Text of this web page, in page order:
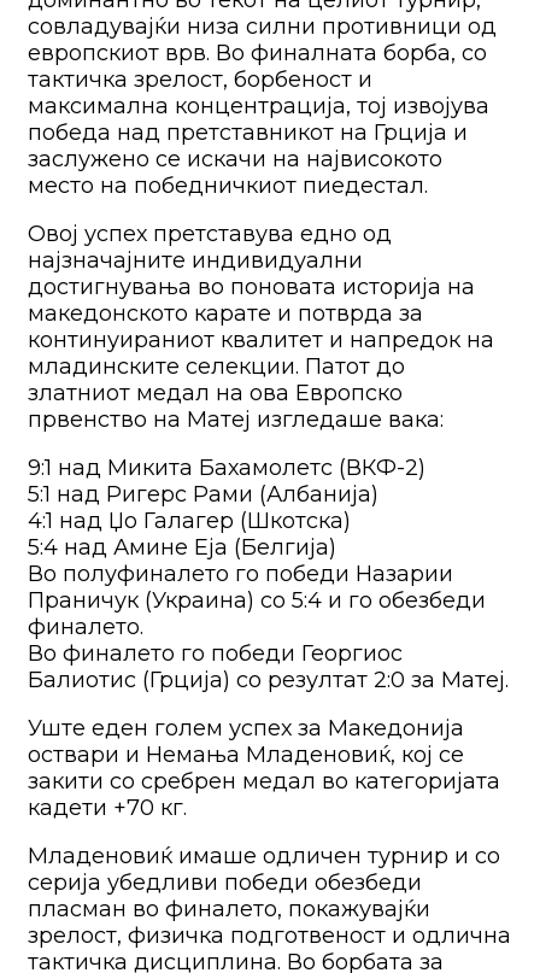
совладувајќи низа силни противници од
европскиот врв. Во финалната борба, со
тактичка зрелост, борбеност и
максимална концентрација, тој извојува
победа над претставникот на Грција и
заслужено се искачи на највисокото
место на победничкиот пиедестал.
Овој успех претставува едно од
најзначајните индивидуални
достигнувања во поновата историја на
македонското карате и потврда за
континуираниот квалитет и напредок на
младинските селекции. Патот до
златниот медал на ова Европско
првенство на Матеј изгледаше вака:
9:1 над Микита Бахамолетс (ВКФ-2)
5:1 над Ригерс Рами (Албанија)
4:1 над Џо Галагер (Шкотска)
5:4 над Амине Еја (Белгија)
Во полуфиналето го победи Назарии
Праничук (Украина) со 5:4 и го обезбеди
финалето.
Во финалето го победи Георгиос
Балиотис (Грција) со резултат 2:0 за Матеј.
Уште еден голем успех за Македонија
оствари и Немања Младеновиќ, кој се
закити со сребрен медал во категоријата
кадети +70 кг.
Младеновиќ имаше одличен турнир и со
серија убедливи победи обезбеди
пласман во финалето, покажувајќи
зрелост, физичка подготвеност и одлична
тактичка дисциплина. Во борбата за